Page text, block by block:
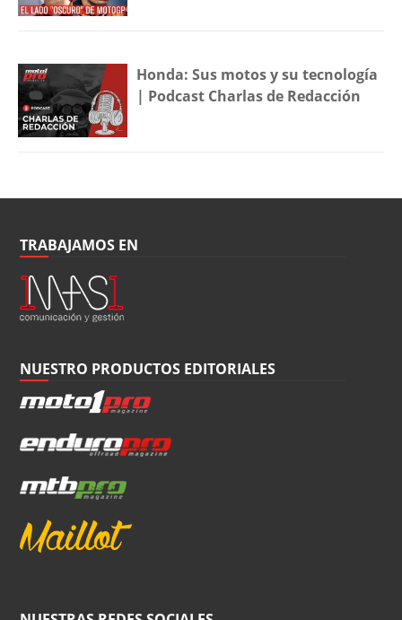
Honda: Sus motos y su tecnología
| Podcast Charlas de Redacción
TRABAJAMOS EN
NUESTRO PRODUCTOS EDITORIALES